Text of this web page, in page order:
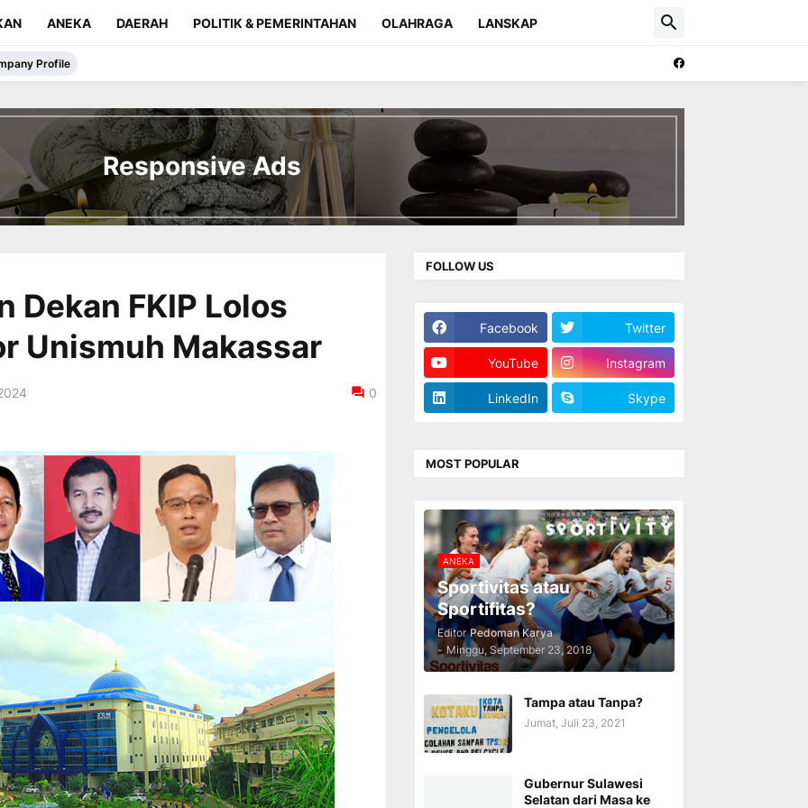
ANEKA DAERAH POLITIK & PEMERINTAHAN OLAHRAGA LANSKAP
Profile
Responsive Ads
Dekan FKIP Lolos
Unismuh Makassar
0
FOLLOW US
Facebook Twitter
YouTube Instagram
LinkedIn Skype
MOST POPULAR
ANEKA
Sportivitas atau
Sportifitas?
Editor Pedoman Karya
- Minggu, September 23, 2018
Tampa atau Tanpa?
Jumat, Juli 23, 2021
Gubernur Sulawesi
Selatan dari Masa ke